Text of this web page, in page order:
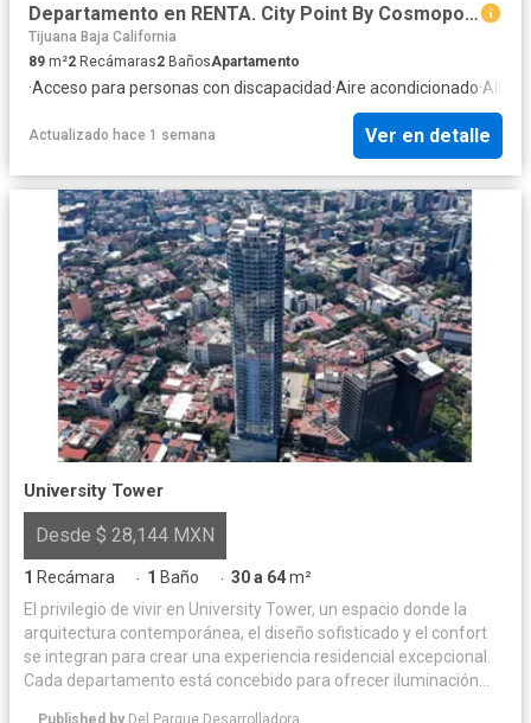
Departamento en RENTA. City Point By Cosmopolitan. (Tercera Etapa del Río).
Tijuana Baja California
89 m²2 Recámaras2 BañosApartamento
·Acceso para personas con discapacidad·Aire acondicionado·
Actualizado hace 1 semana Ver en detalle
University Tower
Desde $ 28,144 MXN
1 Recámara · 1 Baño · 30 a 64m²
El privilegio de vivir en University Tower, un espacio donde la
arquitectura contemporánea, el diseño sofisticado y el confort
se integran para crear una experiencia residencial excepcional.
Cada departamento está concebido para ofrecer iluminación